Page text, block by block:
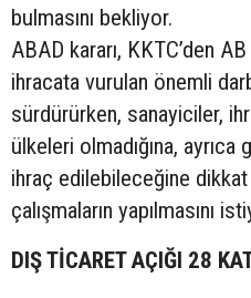
bulmasını bekliyor.
ABAD kararı, KKTC’den
ihracata vurulan önemli
sürdürürken, sanayiciler,
ülkeleri olmadığına, ayrıca
ihraç edilebileceğine
çalışmaların yapılmasını
DIŞ TİCARET AÇIĞI 28